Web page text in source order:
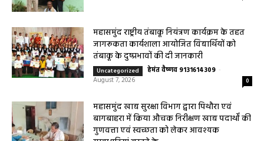
पिथौरा हेमंत वैष्णव 9131614309 - August 7, 2026
महासमुंद राष्ट्रीय तंबाकू नियंत्रण कार्यक्रम के तहत
जागरूकता कार्यशाला आयोजित विद्यार्थियों को
तंबाकू के दुष्प्रभावों की दी जानकारी
Uncategorized हेमंत वैष्णव 9131614309
August 7, 2026
0